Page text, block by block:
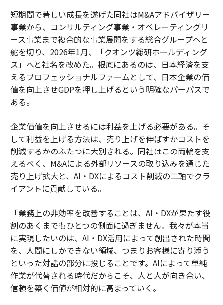
短期間で著しい成長を遂げた同社はM&Aアドバイザリー
事業から、コンサルティング事業・オペレーティングリ
ース事業まで複合的な事業展開をする総合グループへと
舵を切り、2026年1月、「クオンツ総研ホールディング
ス」へと社名を改めた。根底にあるのは、日本経済を支
えるプロフェッショナルファームとして、日本企業の価
値を向上させGDPを押し上げるという明確なパーパスで
ある。
企業価値を向上させるには利益を上げる必要がある。そ
して利益を上げる方法は、売り上げを伸ばすかコストを
削減するかのふたつに大別される。同社はこの両輪を支
えるべく、M&Aによる外部リソースの取り込みを通じた
売り上げ拡大と、AI・DXによるコスト削減の二軸でクラ
イアントに貢献している。
「業務上の非効率を改善することは、AI・DXが果たす役
割のあくまでもひとつの側面に過ぎません。我々が本当
に実現したいのは、AI・DX活用によって創出された時間
を、人間にしかできない領域、つまりお客様に寄り添う
といった対話の部分に投じることです。AIによって単純
作業が代替される時代だからこそ、人と人が向き合い、
信頼を築く価値が相対的に高まっていく。